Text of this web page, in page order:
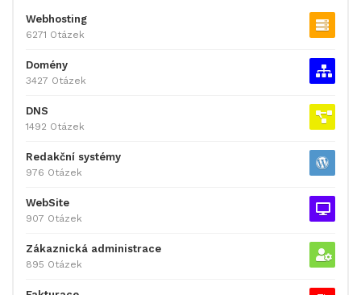
Webhosting
6271 Otázek
Domény
3427 Otázek
DNS
1492 Otázek
Redakční systémy
976 Otázek
WebSite
907 Otázek
Zákaznická administrace
895 Otázek